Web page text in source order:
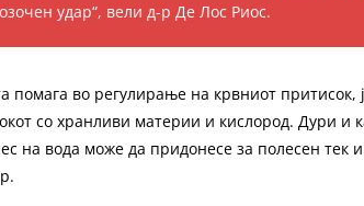
удар“, вели д-р Де Лос Риос.
помага во регулирање на крвниот притисок,
со хранливи материи и кислород. Дури и
на вода може да придонесе за полесен тек